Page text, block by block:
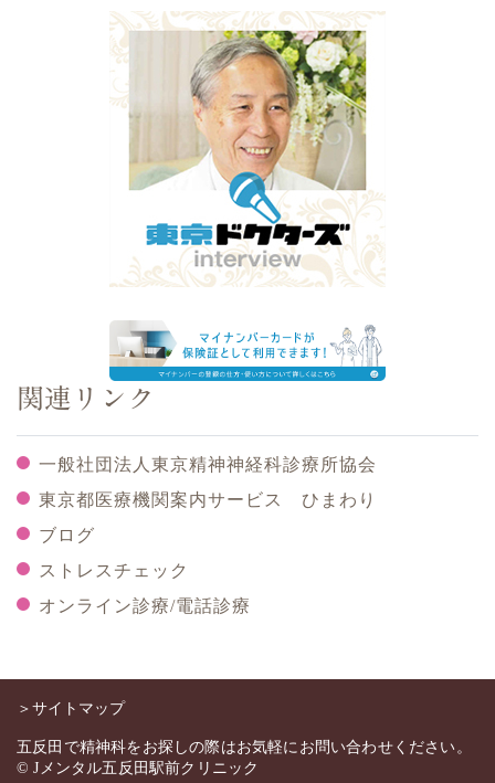
関連リンク
一般社団法人東京精神神経科診療所協会
東京都医療機関案内サービス ひまわり
ブログ
ストレスチェック
オンライン診療/電話診療
＞サイトマップ
五反田で精神科をお探しの際はお気軽にお問い合わせください。
© Jメンタル五反田駅前クリニック